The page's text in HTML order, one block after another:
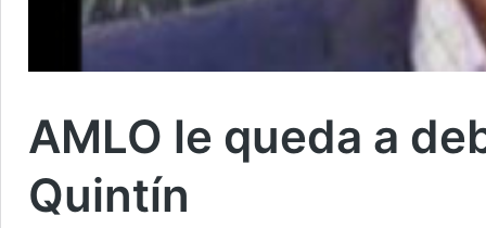
AMLO le queda a
Quintín